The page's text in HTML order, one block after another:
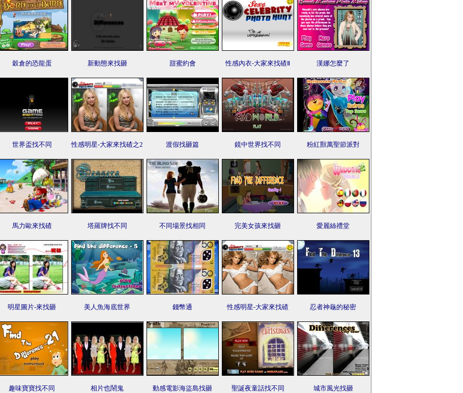
穀倉的恐龍蛋 新動態來找砸 甜蜜約會 性感內衣-大家來找碴Ⅱ 漢娜怎麼了
世界盃找不同 性感明星-大家來找碴之2 渡假找砸篇 鏡中世界找不同 粉紅獸萬聖節派對
馬力歐來找碴 塔羅牌找不同 不同場景找相同 完美女孩來找砸 愛麗絲禮堂
明星圖片-來找砸 美人魚海底世界 錢幣通 性感明星-大家來找碴 忍者神龜的秘密
趣味寶寶找不同 相片也鬧鬼 動感電影海盜島找砸 聖誕夜童話找不同 城市風光找砸